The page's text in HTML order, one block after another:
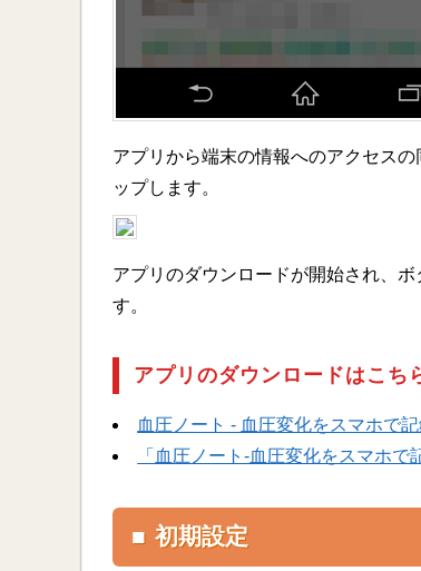
アプリから端末の情報へのアクセス
ップします。
アプリのダウンロードが開始され、
す。
アプリのダウンロードはこち
血圧ノート - 血圧変化をスマホで
「血圧ノート-血圧変化をスマホ
■ 初期設定